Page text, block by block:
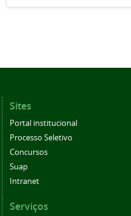
Sites
Portal institucional
Processo Seletivo
Concursos
Suap
Intranet
Serviços